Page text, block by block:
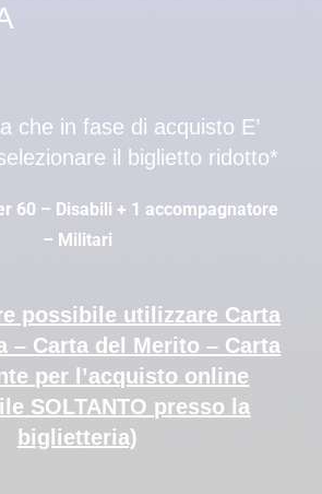
che in fase di acquisto E’
il biglietto ridotto*
60 – Disabili + 1 accompagnatore
– Militari
possibile utilizzare Carta
– Carta del Merito – Carta
per l’acquisto online
SOLTANTO presso la
biglietteria)